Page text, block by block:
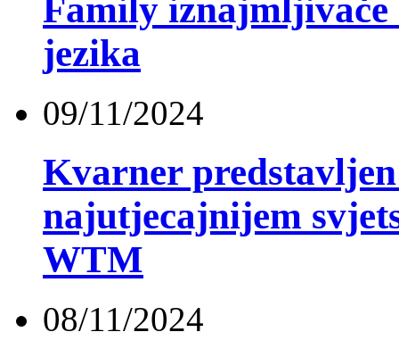
Family iznajmljivače
jezika
09/11/2024
Kvarner
najutjecajnijem
WTM
08/11/2024